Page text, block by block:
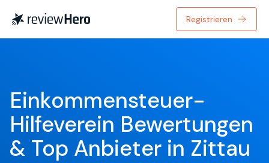
Registrieren
Einkommensteuer-
Hilfeverein Bewertungen
& Top Anbieter in Zittau